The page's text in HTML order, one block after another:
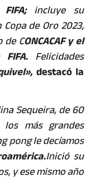
incluye su
de Oro 2023,
de CONCACAF y el
Felicidades
destacó la
Sequeira, de 60
más grandes
pong le decíamos
Inició su
y ese mismo año